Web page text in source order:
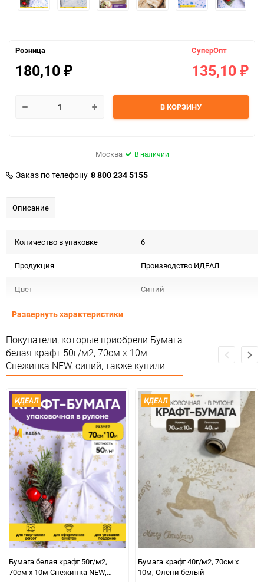
Розница
180,10 ₽
СуперОпт
135,10 ₽
В КОРЗИНУ
Москва В наличии
Заказ по телефону 8 800 234 5155
Описание
Количество в упаковке 6
Продукция Производство ИДЕАЛ
Цвет Синий
Форма
Материал Крафт белый Тон
Срок годности Срок годности не ограничен
Сертификация Не подлежит сертификации
Особые условия Особых условий не требует
Минимальное количество 1
Единица измерения шт
ЦветНоменклатуры синий
Развернуть характеристики
Покупатели, которые приобрели Бумага
белая крафт 50г/м2, 70см x 10м
Снежинка NEW, синий, также купили
ИДЕАЛ
Бумага белая крафт 50г/м2,
70см x 10м Снежинка NEW,
ИДЕАЛ
Бумага крафт 40г/м2, 70см x
10м, Олени белый